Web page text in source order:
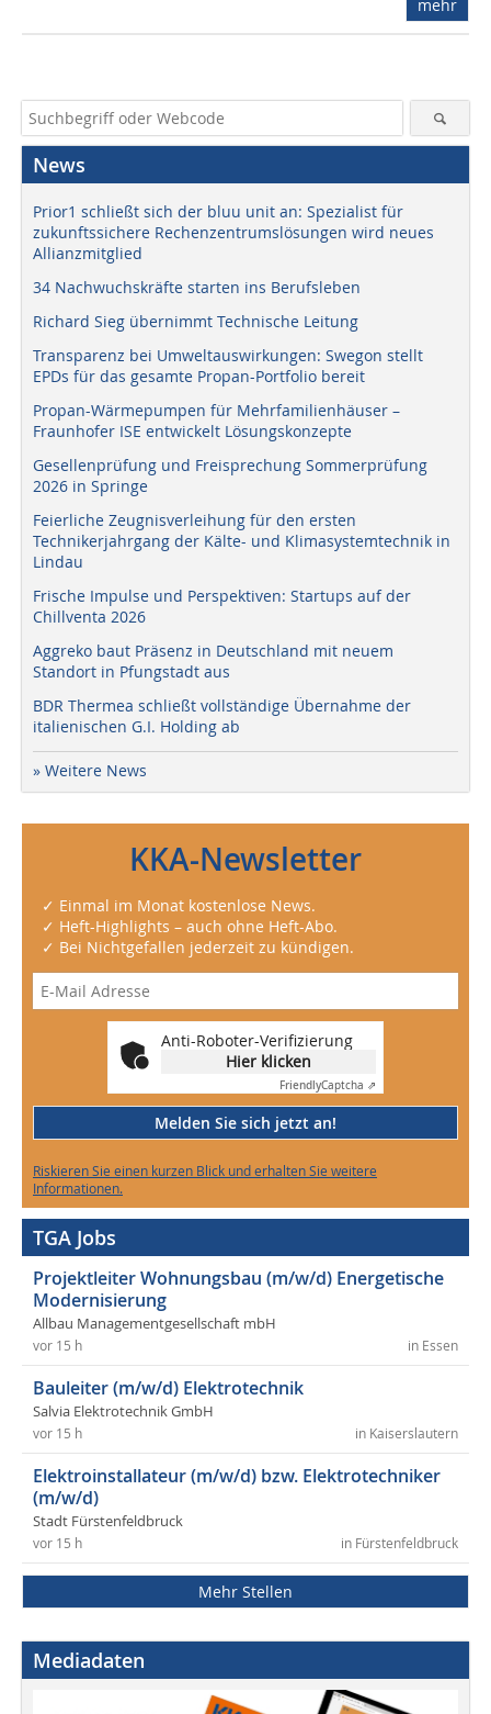
mehr
News
Prior1 schließt sich der bluu unit an: Spezialist für
zukunftssichere Rechenzentrumslösungen wird neues
Allianzmitglied
34 Nachwuchskräfte starten ins Berufsleben
Richard Sieg übernimmt Technische Leitung
Transparenz bei Umweltauswirkungen: Swegon stellt
EPDs für das gesamte Propan-Portfolio bereit
Propan-Wärmepumpen für Mehrfamilienhäuser –
Fraunhofer ISE entwickelt Lösungskonzepte
Gesellenprüfung und Freisprechung Sommerprüfung
2026 in Springe
Feierliche Zeugnisverleihung für den ersten
Technikerjahrgang der Kälte- und Klimasystemtechnik in
Lindau
Frische Impulse und Perspektiven: Startups auf der
Chillventa 2026
Aggreko baut Präsenz in Deutschland mit neuem
Standort in Pfungstadt aus
BDR Thermea schließt vollständige Übernahme der
italienischen G.I. Holding ab
» Weitere News
KKA-Newsletter
✓ Einmal im Monat kostenlose News.
✓ Heft-Highlights – auch ohne Heft-Abo.
✓ Bei Nichtgefallen jederzeit zu kündigen.
Anti-Roboter-Verifizierung
Hier klicken
FriendlyCaptcha ⇗
Melden Sie sich jetzt an!
Riskieren Sie einen kurzen Blick und erhalten Sie weitere
Informationen.
TGA Jobs
Projektleiter Wohnungsbau (m/w/d) Energetische
Modernisierung
Allbau Managementgesellschaft mbH
in Essen
vor 15 h
Bauleiter (m/w/d) Elektrotechnik
Salvia Elektrotechnik GmbH
in Kaiserslautern
vor 15 h
Elektroinstallateur (m/w/d) bzw. Elektrotechniker
(m/w/d)
Stadt Fürstenfeldbruck
in Fürstenfeldbruck
vor 15 h
Mehr Stellen
Mediadaten